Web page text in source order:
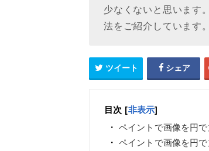
少なくないと思います
法をご紹介しています。
ツイート シェア
目次 [非表示]
ペイントで画像を円
ペイントで画像を円